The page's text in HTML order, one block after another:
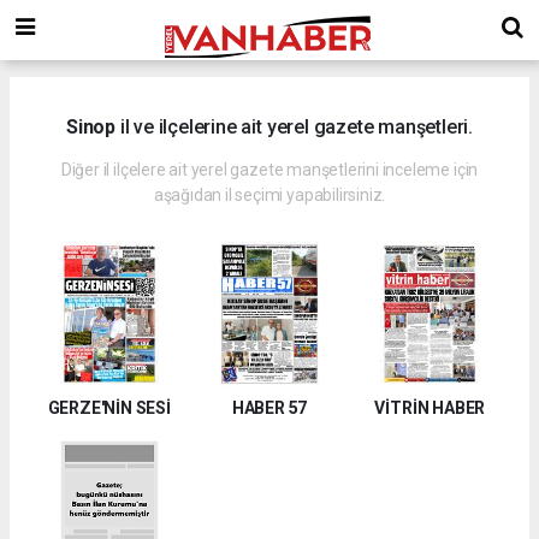
Sinopil ve ilçelerine ait yerel gazete manşetleri.
Diğer il ilçelere ait yerel gazete manşetlerini inceleme için
aşağıdan il seçimi yapabilirsiniz.
GERZE'NİN SESİ HABER 57 VİTRİN HABER